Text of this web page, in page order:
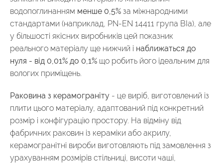
водопоглинанням менше 0,5% за міжнародними
стандартами (наприклад, PN-EN 14411 група BIa), але
у більшості якісних виробників цей показник
реального матеріалу ще нижчий і наближаться до
нуля - від 0,01% до 0,1% що робить його ідеальним для
вологих приміщень.
Раковина з керамограніту - це виріб, виготовлений із
плити цього матеріалу, адаптований під конкретний
розмір і конфігурацію простору. На відміну від
фабричних раковин із кераміки або акрилу,
керамогранітні вироби виготовляють під замовлення з
урахуванням розмірів стільниці, висоти чаші,